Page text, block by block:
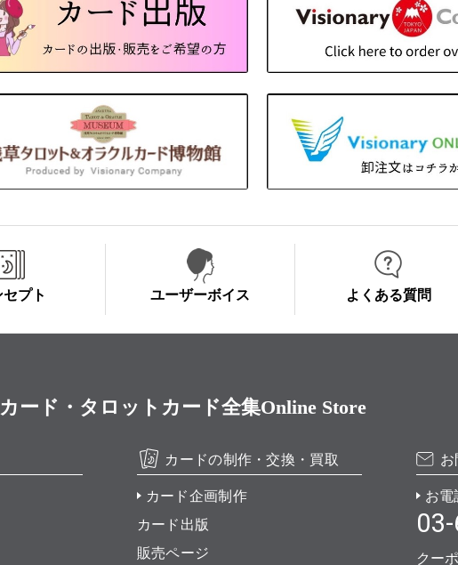
セプト ユーザーボイス よくある質問
ード・タロットカード全集Online Store
カードの制作・交換・買取
カード企画制作
カード出版
販売ページ
お
お電
クー